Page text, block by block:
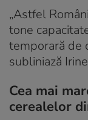
„Astfel
tone
temporară de
subliniază
Cea mai
cerealelor